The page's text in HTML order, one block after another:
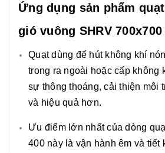
Ứng dụng sản phẩm
gió vuông SHRV 700x700
Quạt dùng để hút không khí
trong ra ngoài hoặc cấp không
sự thông thoáng, cải thiện môi
và hiệu quả hơn.
Ưu điểm lớn nhất của dòng
400 này là vận hành êm và tiết